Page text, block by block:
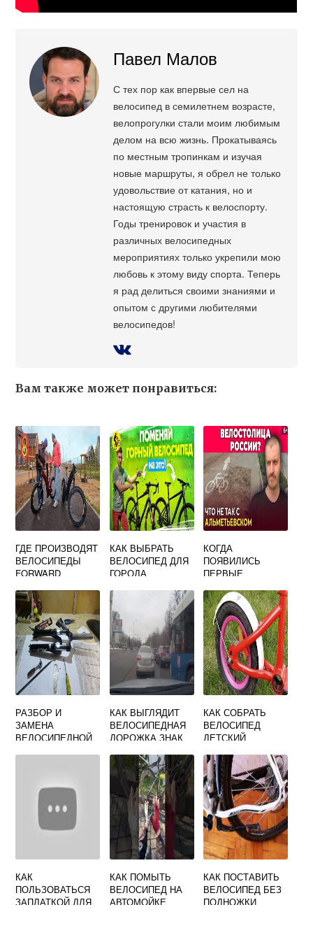
Павел Малов
С тех пор как впервые сел на
велосипед в семилетнем возрасте,
велопрогулки стали моим любимым
делом на всю жизнь. Прокатываясь
по местным тропинкам и изучая
новые маршруты, я обрел не только
удовольствие от катания, но и
настоящую страсть к велоспорту.
Годы тренировок и участия в
различных велосипедных
мероприятиях только укрепили мою
любовь к этому виду спорта. Теперь
я рад делиться своими знаниями и
опытом с другими любителями
велосипедов!
Вам также может понравиться:
ГДЕ ПРОИЗВОДЯТ
ВЕЛОСИПЕДЫ
FORWARD
КАК ВЫБРАТЬ
ВЕЛОСИПЕД ДЛЯ
ГОРОДА
КОГДА
ПОЯВИЛИСЬ
ПЕРВЫЕ
ДОРОЖКИ В
РОССИИ
РАЗБОР И
ЗАМЕНА
ВЕЛОСИПЕДНОЙ
КАК ВЫГЛЯДИТ
ВЕЛОСИПЕДНАЯ
ДОРОЖКА ЗНАК
КАК СОБРАТЬ
ВЕЛОСИПЕД
ДЕТСКИЙ
КАК
ПОЛЬЗОВАТЬСЯ
ЗАПЛАТКОЙ ДЛЯ
КАК ПОМЫТЬ
ВЕЛОСИПЕД НА
АВТОМОЙКЕ
КАК ПОСТАВИТЬ
ВЕЛОСИПЕД БЕЗ
ПОДНОЖКИ